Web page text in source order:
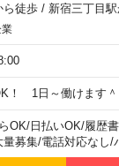
ら徒歩/ 新宿三丁目
！ 1日～働けます＾
OK/日払いOK/履歴
量募集/電話対応なし/